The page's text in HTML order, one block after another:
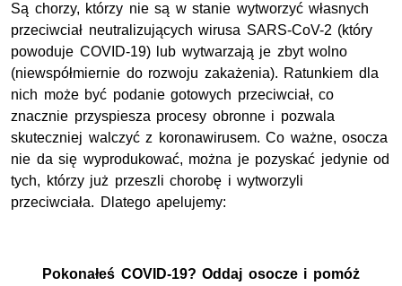
Są chorzy, którzy nie są w stanie wytworzyć własnych
przeciwciał neutralizujących wirusa SARS-CoV-2 (który
powoduje COVID-19) lub wytwarzają je zbyt wolno
(niewspółmiernie do rozwoju zakażenia). Ratunkiem dla
nich może być podanie gotowych przeciwciał, co
znacznie przyspiesza procesy obronne i pozwala
skuteczniej walczyć z koronawirusem. Co ważne, osocza
nie da się wyprodukować, można je pozyskać jedynie od
tych, którzy już przeszli chorobę i wytworzyli
przeciwciała. Dlatego apelujemy:
Pokonałeś COVID-19? Oddaj osocze i pomóż